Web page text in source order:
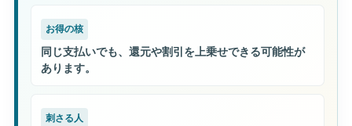
お得の核
同じ支払いでも、還元や割引を上乗せできる可能性が
あります。
刺さる人